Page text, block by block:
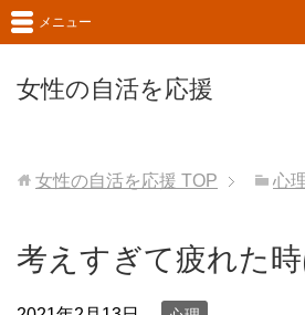
女性の自活を応援
メニュー
女性の自活を応援 TOP 心
考えすぎて疲れた時